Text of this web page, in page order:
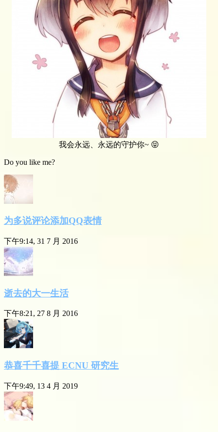
我会永远、永远的守护你~ 😝
Do you like me?
为多说评论添加QQ表情
下午9:14, 31 7 月 2016
逝去的大一生活
下午8:21, 27 8 月 2016
恭喜千千喜提 ECNU 研究生
下午9:49, 13 4 月 2019